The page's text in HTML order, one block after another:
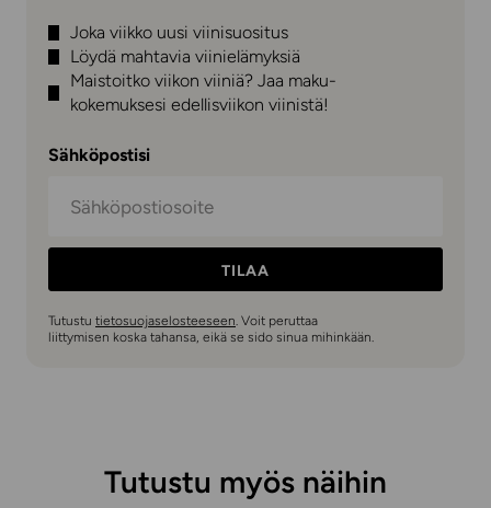
Joka viikko uusi viinisuositus
Löydä mahtavia viinielämyksiä
Maistoitko viikon viiniä? Jaa maku-
kokemuksesi edellisviikon viinistä!
Sähköpostisi
TILAA
Tutustu tietosuojaselosteeseen. Voit peruttaa
liittymisen koska tahansa, eikä se sido sinua mihinkään.
Tutustu myös näihin